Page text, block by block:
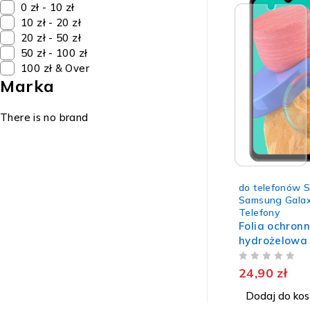
0 zł - 10 zł
10 zł - 20 zł
20 zł - 50 zł
50 zł - 100 zł
100 zł & Over
Marka
There is no brand
do telefonów
Samsung
Telefony
Folia
hydrożelowa
GALAXY M33
wytrzymała
24,90 zł
Dodaj do